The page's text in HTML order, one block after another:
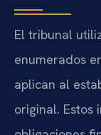
El tribunal
enumerados
aplican al
original. Estos